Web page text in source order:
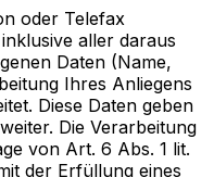
oder Telefax
aller daraus
Daten (Name,
Ihres Anliegens
Diese Daten geben
Die Verarbeitung
von Art. 6 Abs. 1 lit.
der Erfüllung eines